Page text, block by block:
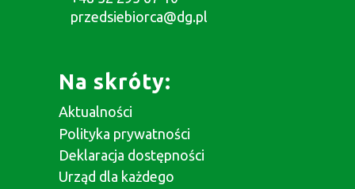
przedsiebiorca@dg.pl
Na skróty:
Aktualności
Polityka prywatności
Deklaracja dostępności
Urząd dla każdego